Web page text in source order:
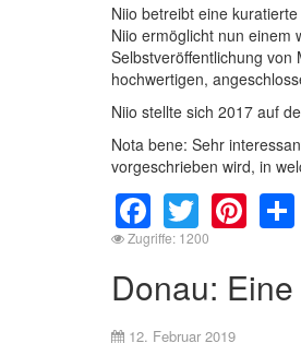
Niio betreibt eine
Niio ermöglicht nun einem
Selbstveröffentlichung
hochwertigen,
Niio stellte sich 2017 auf
Nota bene: Sehr
vorgeschrieben wird, in
Facebook
Twitter
Zugriffe: 1200
Donau:
12. Februar 2019